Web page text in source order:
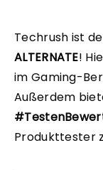
Techrush ist
ALTERNATE!
im Gaming-
Außerdem
Produkttester